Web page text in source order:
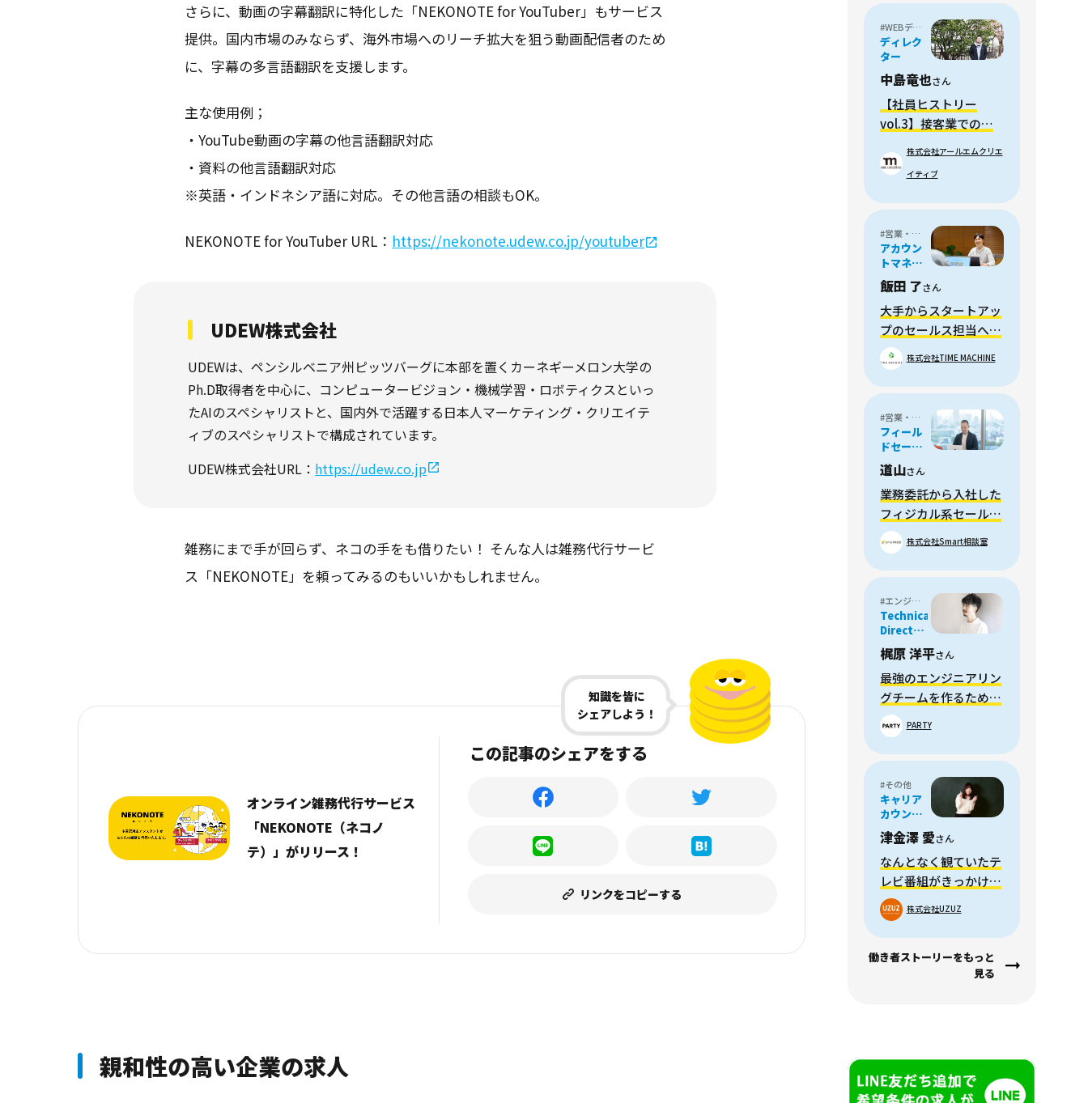
さらに、動画の字幕翻訳に特化した「NEKONOTE for YouTuber」もサービス
提供。国内市場のみならず、海外市場へのリーチ拡大を狙う動画配信者のため
に、字幕の多言語翻訳を支援します。
主な使用例；
・YouTube動画の字幕の他言語翻訳対応
・資料の他言語翻訳対応
※英語・インドネシア語に対応。その他言語の相談もOK。
NEKONOTE for YouTuber URL： https://nekonote.udew.co.jp/youtuber
UDEW株式会社
UDEWは、ペンシルベニア州ピッツバーグに本部を置くカーネギーメロン大学の
Ph.D取得者を中心に、コンピュータービジョン・機械学習・ロボティクスといっ
たAIのスペシャリストと、国内外で活躍する日本人マーケティング・クリエイテ
ィブのスペシャリストで構成されています。
UDEW株式会社URL： https://udew.co.jp
雑務にまで手が回らず、ネコの手をも借りたい！ そんな人は雑務代行サービ
ス「NEKONOTE」を頼ってみるのもいいかもしれません。
知識を皆に
シェアしよう！
オンライン雑務代行サービス
「NEKONOTE（ネコノ
テ）」がリリース！
この記事のシェアをする
リンクをコピーする
親和性の高い企業の求人
#WEBディレクター
ディレク
ター
中島竜也さん
【社員ヒストリー
vol.3】接客業でのポ
でWEB制作の道へ
株式会社アールエムクリエ
イティブ
#営業・フィールドセールス
アカウン
トマネー
ジャー /
メディア
プランナ
ー
飯田 了さん
大手からスタートアッ
プのセールス担当へ転
職。活動の幅が広がり
成長を実感。
株式会社TIME MACHINE
#営業・フィールドセールス
フィール
ドセール
ス
道山さん
業務委託から入社した
フィジカル系セールス
とは 株式会社Smart相談室
#エンジニア・プログラマー
Technical
Director
/
Engineer
梶原 洋平さん
最強のエンジニアリン
グチームを作るため招
かれた、テクニカルデ
ィレクターのお話
PARTY
#その他
キャリア
カウンセ
ラー/リク
ルーティ
ングアド
バイザー
津金澤 愛さん
なんとなく観ていたテ
レビ番組がきっかけで
転職、キャリアサポー
トにかける想いとは
株式会社UZUZ
働き者ストーリーをもっと
見る